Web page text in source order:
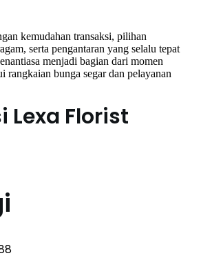
kemudahan transaksi, pilihan
serta pengantaran yang selalu tepat
menjadi bagian dari momen
rangkaian bunga segar dan pelayanan
Lexa Florist